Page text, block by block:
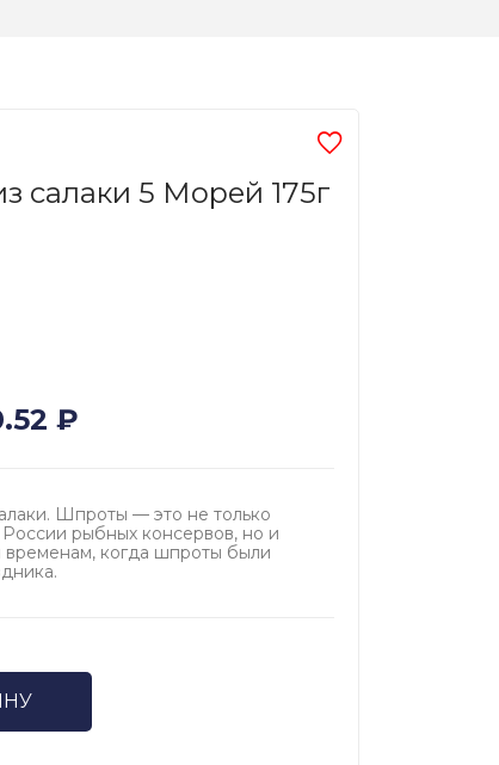
салаки 5 Морей 175г
₽
Шпроты — это не только
рыбных консервов, но и
временам, когда шпроты были